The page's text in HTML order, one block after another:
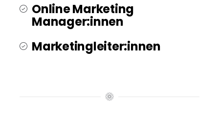
Online Marketing
Manager:innen
Marketingleiter:innen